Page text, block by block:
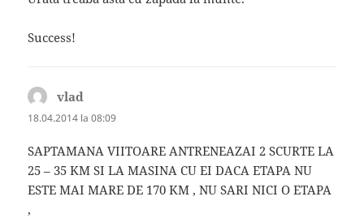
Success!
vlad
18.04.2014 la 08:09
SAPTAMANA VIITOARE ANTRENEAZAI 2 SCURTE LA
25 – 35 KM SI LA MASINA CU EI DACA ETAPA NU
ESTE MAI MARE DE 170 KM , NU SARI NICI O ETAPA
,